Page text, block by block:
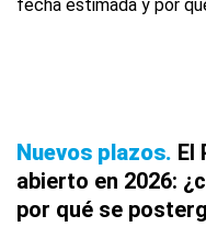
Nuevos plazos El
abierto en 2026:
por qué se